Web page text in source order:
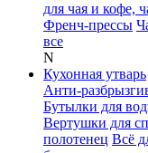
для чая и кофе,
Френч-прессы
все
N
Кухонная утварь
Анти-
Бутылки для
Вертушки для
полотенец Всё